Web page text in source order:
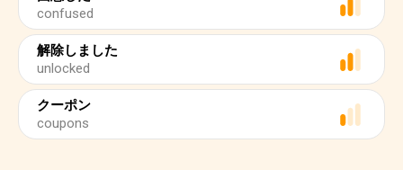
confused
解除しました
unlocked
クーポン
coupons